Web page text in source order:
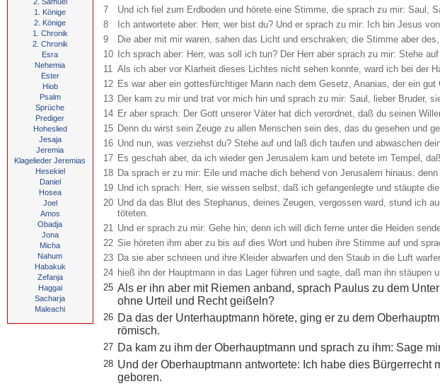
1. Könige
2. Könige
1. Chronik
2. Chronik
Esra
Nehemia
Ester
Hiob
Psalm
Sprüche
Prediger
Hoheslied
Jesaja
Jeremia
Klagelieder Jeremias
Hesekiel
Daniel
Hosea
Joel
Amos
Obadja
Jona
Micha
Nahum
Habakuk
Zefanja
Haggai
Sacharja
Maleachi
7
Und ich fiel zum Erdboden und hörete eine Stimme, die sprach zu mir: Saul,
8
Ich antwortete aber: Herr, wer bist du? Und er sprach zu mir: Ich bin Jesus
9
Die aber mit mir waren, sahen das Licht und erschraken; die Stimme aber
10
Ich sprach aber: Herr, was soll ich tun? Der Herr aber sprach zu mir: Stehe
11 Als ich aber vor Klarheit dieses Lichtes nicht sehen konnte, ward ich bei der
12 Es war aber ein gottesfürchtiger Mann nach dem Gesetz, Ananias, der ein
13 Der kam zu mir und trat vor mich hin und sprach zu mir: Saul, lieber Bruder,
14 Er aber sprach: Der Gott unserer Väter hat dich verordnet, daß du seinen
15 Denn du wirst sein Zeuge zu allen Menschen sein des, das du gesehen und
16 Und nun, was verziehst du? Stehe auf und laß dich taufen und abwaschen
17 Es geschah aber, da ich wieder gen Jerusalem kam und betete im Tempel,
18 Da sprach er zu mir: Eile und mache dich behend von Jerusalem hinaus:
19 Und ich sprach: Herr, sie wissen selbst, daß ich gefangenlegte und stäupte
20 Und da das Blut des Stephanus, deines Zeugen, vergossen ward, stund ich
töteten.
21 Und er sprach zu mir: Gehe hin; denn ich will dich ferne unter die Heiden
22 Sie höreten ihm aber zu bis auf dies Wort und huben ihre Stimme auf und
23 Da sie aber schrieen und ihre Kleider abwarfen und den Staub in die Luft
24 hieß ihn der Hauptmann in das Lager führen und sagte, daß man ihn
25 Als er ihn aber mit Riemen anband, sprach Paulus zu dem
ohne Urteil und Recht geißeln?
26 Da das der Unterhauptmann hörete, ging er zu dem
römisch.
27 Da kam zu ihm der Oberhauptmann und sprach zu ihm: Sage
28 Und der Oberhauptmann antwortete: Ich habe dies
geboren.